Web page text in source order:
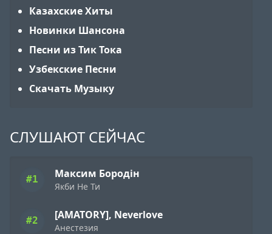
Казахские Хиты
Новинки Шансона
Песни из Тик Тока
Узбекские Песни
Скачать Музыку
СЛУШАЮТ СЕЙЧАС
#1 Максим Бородін
Якби Не Ти
#2 [AMATORY], Neverlove
Анестезия